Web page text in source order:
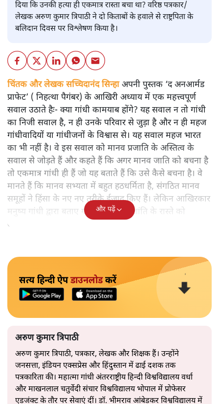
दिया कि उनकी हत्या ही एकमात्र रास्ता बचा था? वरिष्ठ पत्रकार/
लेखक अरुण कुमार त्रिपाठी ने दो किताबों के हवाले से राष्ट्रपिता के
बलिदान दिवस पर विश्लेषण किया है।
चिंतक और लेखक सच्चिदानंद सिन्हाअपनी पुस्तक ‘द अनआर्मड
प्राफेट’ ( निहत्था पैगंबर) के आखिरी अध्याय में एक महत्त्वपूर्ण
सवाल उठाते हैः- क्या गांधी कामयाब होंगे? यह सवाल न तो गांधी
का निजी सवाल है, न ही उनके परिवार से जुड़ा है और न ही महज
गांधीवादियों या गांधीजनों के विश्वास से। यह सवाल महज भारत
का भी नहीं है। वे इस सवाल को मानव प्रजाति के अस्तित्व के
सवाल से जोड़ते हैं और कहते हैं कि अगर मानव जाति को बचना है
तो एकमात्र गांधी ही हैं जो यह बताते हैं कि उसे कैसे बचना है। वे
मानते हैं कि मानव सभ्यता में बहुत हठधर्मिता है, संगठित मानव
समूहों ने हिंसा के नए नए तरीके ईजाद किए हैं। लेकिन आखिरकार
मनुष्य गांधी द्वारा बताए गए अहिंसा और शांति के रास्ते को
अपनाएगा।
और पढ़ें
सत्य हिन्दी ऐपडाउनलोडकरें
अरुण कुमार त्रिपाठी
अरुण कुमार त्रिपाठी, पत्रकार, लेखक और शिक्षक हैं। उन्होंने
जनसत्ता, इंडियन एक्सप्रेस और हिंदुस्तान में ढाई दशक तक
पत्रकारिता की। महात्मा गांधी अंतरराष्ट्रीय हिन्दी विश्वविद्यालय वर्धा
और माखनलाल चतुर्वेदी संचार विश्वविद्यालय भोपाल में प्रोफेसर
एडजंक्ट के तौर पर सेवाएं दीं। डॉ. भीमराव आंबेडकर विश्वविद्यालय में